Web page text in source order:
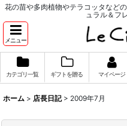
花の苗や多肉植物やテラコッタなど
ュラル＆フ
メニュー
カテゴリ一覧 ギフトを贈る マイページ
ホーム > 店長日記 > 2009年7月